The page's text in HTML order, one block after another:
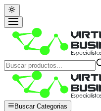
Buscar Categorias